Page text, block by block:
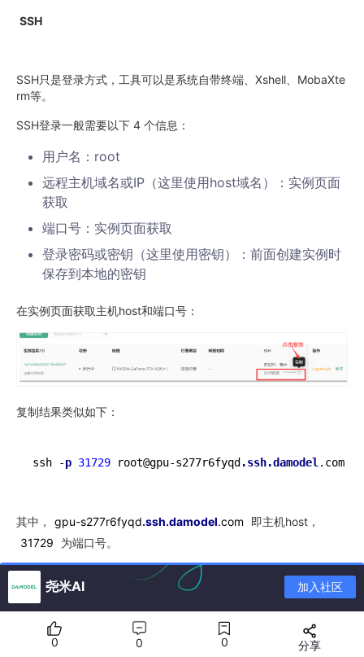
SSH
SSH只是登录方式，工具可以是系统自带终端、Xshell、MobaXte
rm等。
SSH登录一般需要以下 4 个信息：
用户名：root
远程主机域名或IP（这里使用host域名）：实例页面
获取
端口号：实例页面获取
登录密码或密钥（这里使用密钥）：前面创建实例时
保存到本地的密钥
在实例页面获取主机host和端口号：
复制结果类似如下：
ssh -p 31729 root@gpu-s277r6fyqd .ssh.damodel.com
其中， gpu-s277r6fyqd.ssh.damodel.com
即主机host，
31729
为端口号。
终端登录方式详见 SSH登录与密钥对 。
部署LLama3.1
尧米AI 加入社区
0 0
0 分享